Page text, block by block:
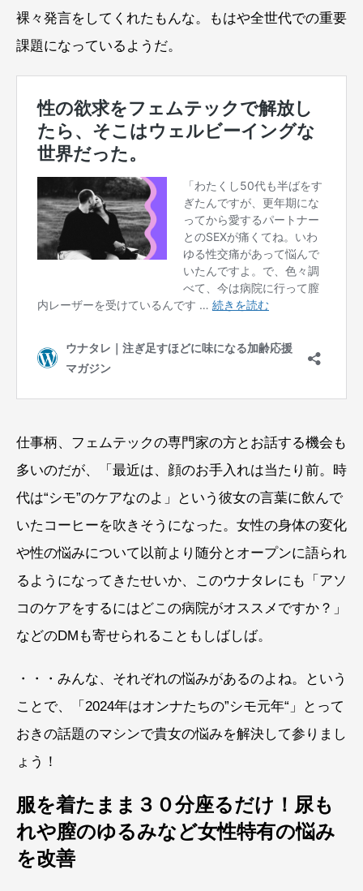
裸々発言をしてくれたもんな。もはや全世代での重要
課題になっているようだ。
仕事柄、フェムテックの専門家の方とお話する機会も
多いのだが、「最近は、顔のお手入れは当たり前。時
代は“シモ”のケアなのよ」という彼女の言葉に飲んで
いたコーヒーを吹きそうになった。女性の身体の変化
や性の悩みについて以前より随分とオープンに語られ
るようになってきたせいか、このウナタレにも「アソ
コのケアをするにはどこの病院がオススメですか？」
などのDMも寄せられることもしばしば。
・・・みんな、それぞれの悩みがあるのよね。という
ことで、「2024年はオンナたちの”シモ元年“」とって
おきの話題のマシンで貴女の悩みを解決して参りまし
ょう！
服を着たまま３０分座るだけ！尿も
れや膣のゆるみなど女性特有の悩み
を改善